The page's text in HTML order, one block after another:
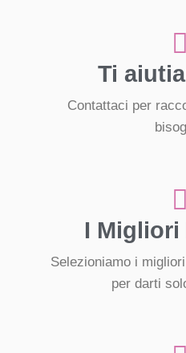
Ti
Contattaci per
I
Selezioniamo i
per darti